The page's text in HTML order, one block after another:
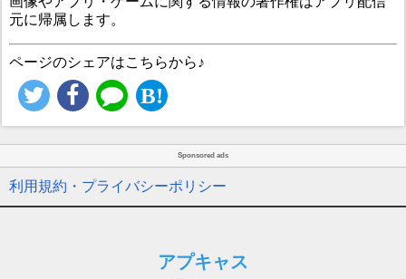
元に帰属します。
ページのシェアはこちらから♪
Sponsored ads
利用規約・プライバシーポリシー
アプキャス